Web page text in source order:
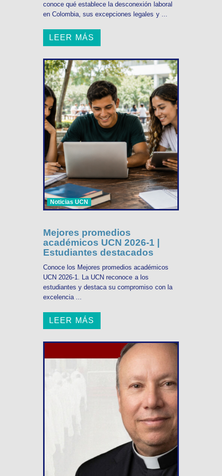
conoce qué establece la desconexión laboral
en Colombia, sus excepciones legales y ...
LEER MÁS
Noticias UCN
Mejores promedios
académicos UCN 2026-1 |
Estudiantes destacados
Conoce los Mejores promedios académicos
UCN 2026-1. La UCN reconoce a los
estudiantes y destaca su compromiso con la
excelencia ...
LEER MÁS